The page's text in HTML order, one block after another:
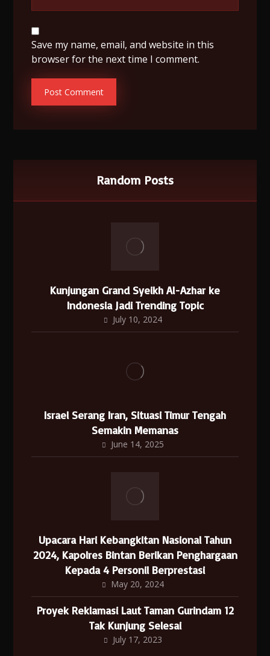
Save my name, email, and website in this
browser for the next time I comment.
Random Posts
Kunjungan Grand Syeikh Al-Azhar ke
Indonesia Jadi Trending Topic
July 10, 2024
Israel Serang Iran, Situasi Timur Tengah
Semakin Memanas
June 14, 2025
Upacara Hari Kebangkitan Nasional Tahun
2024, Kapolres Bintan Berikan Penghargaan
Kepada 4 Personil Berprestasi
May 20, 2024
Proyek Reklamasi Laut Taman Gurindam 12
Tak Kunjung Selesai
July 17, 2023